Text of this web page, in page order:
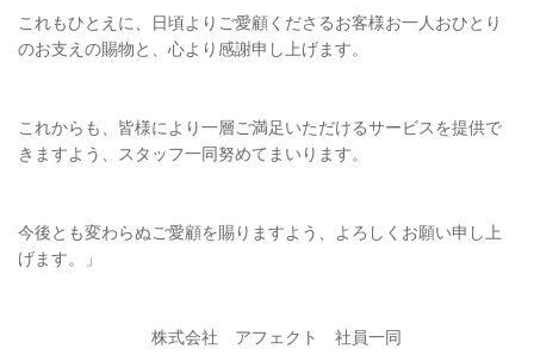
これもひとえに、日頃よりご愛顧くださるお客様お一人おひとり
のお支えの賜物と、心より感謝申し上げます。
これからも、皆様により一層ご満足いただけるサービスを提供で
きますよう、スタッフ一同努めてまいります。
今後とも変わらぬご愛顧を賜りますよう、よろしくお願い申し上
げます。」
株式会社 アフェクト 社員一同